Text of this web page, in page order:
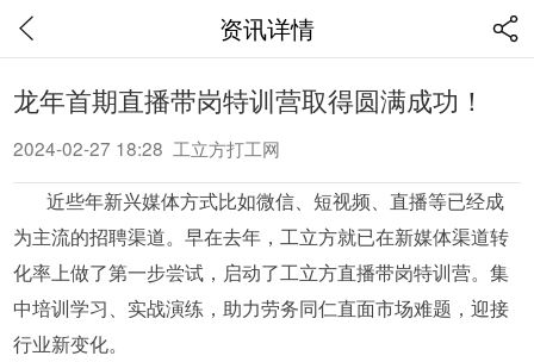
资讯详情
龙年首期直播带岗特训营取得圆满成功！
2024-02-27 18:28 工立方打工网
近些年新兴媒体方式比如微信、短视频、直播等已经成
为主流的招聘渠道。早在去年，工立方就已在新媒体渠道转
化率上做了第一步尝试，启动了工立方直播带岗特训营。集
中培训学习、实战演练，助力劳务同仁直面市场难题，迎接
行业新变化。